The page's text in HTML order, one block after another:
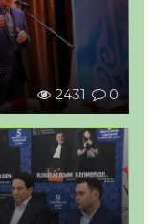
2431 0